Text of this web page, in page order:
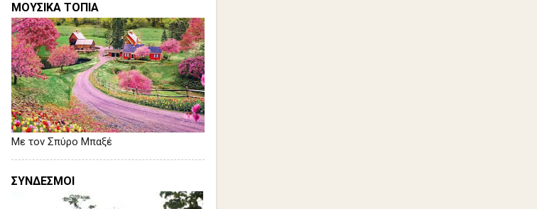
ΜΟΥΣΙΚΑ ΤΟΠΙΑ
Με τον Σπύρο Μπαξέ
ΣΥΝΔΕΣΜΟΙ